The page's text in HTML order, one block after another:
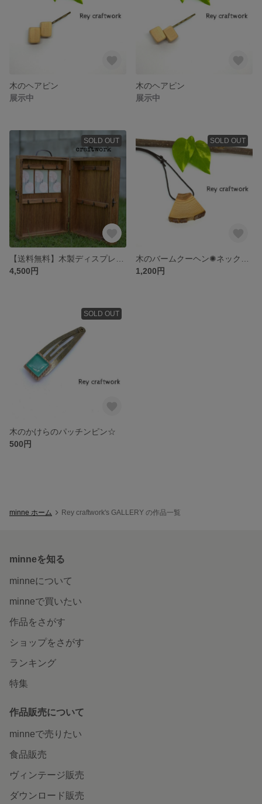
木のヘアピン
展示中
木のヘアピン
展示中
SOLD OUT
4,500円
SOLD OUT
1,200円
SOLD OUT
木のかけらのパッチンピン☆
500円
minne ホーム Rey craftwork's GALLERY の作品一覧
minneを知る
minneについて
minneで買いたい
作品をさがす
ショップをさがす
ランキング
特集
作品販売について
minneで売りたい
食品販売
ヴィンテージ販売
ダウンロード販売